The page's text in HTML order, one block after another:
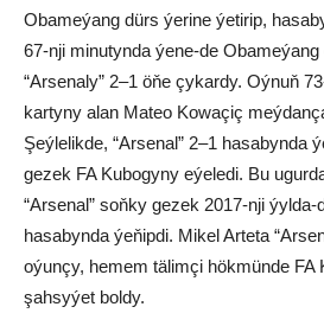
Obameýang dürs ýerine ýetirip,
67-nji minutynda ýene-de Obameýang
“Arsenaly” 2–1 öňe çykardy. Oýnuň
kartyny alan Mateo Kowaçiç
Şeýlelikde, “Arsenal” 2–1 hasabynda
gezek FA Kubogyny eýeledi. Bu
“Arsenal” soňky gezek 2017-nji ýylda-
hasabynda ýeňipdi. Mikel Arteta
oýunçy, hemem tälimçi hökmünde FA
şahsyýet boldy.